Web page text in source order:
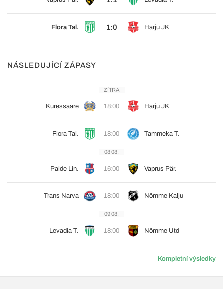
Flora Tal. 1:0 Harju JK
NÁSLEDUJÍCÍ ZÁPASY
ZÍTRA
Kuressaare 18:00 Harju JK
Flora Tal. 18:00 Tammeka T.
08.08.
Paide Lin. 16:00 Vaprus Pär.
Trans Narva 18:00 Nõmme Kalju
09.08.
Levadia T. 18:00 Nõmme Utd
Kompletní výsledky